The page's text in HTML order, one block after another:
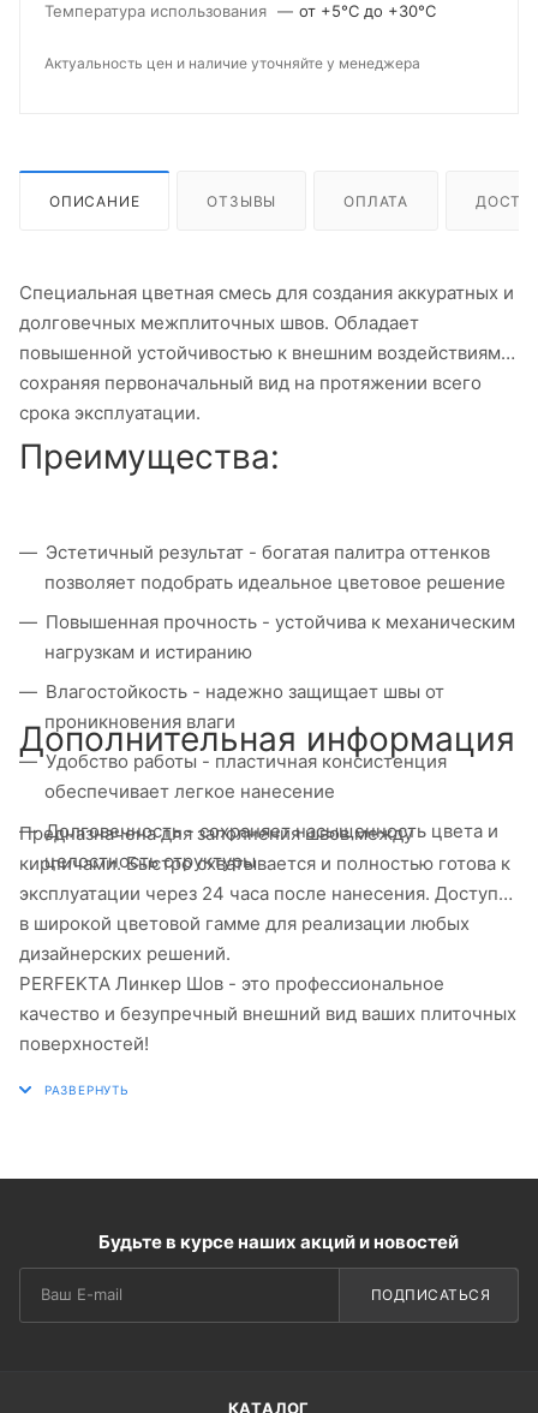
Температура использования — от +5°С до +30°С
Актуальность цен и наличие уточняйте у менеджера
ОПИСАНИЕ ОТЗЫВЫ ОПЛАТА
Специальная цветная смесь для создания аккуратных и
долговечных межплиточных швов. Обладает
повышенной устойчивостью к внешним воздействиям,
сохраняя первоначальный вид на протяжении всего
срока эксплуатации.
Преимущества:
Эстетичный результат - богатая палитра оттенков
позволяет подобрать идеальное цветовое решение
Повышенная прочность - устойчива к механическим
нагрузкам и истиранию
Влагостойкость - надежно защищает швы от
проникновения влаги
Удобство работы - пластичная консистенция
обеспечивает легкое нанесение
Долговечность - сохраняет насыщенность цвета и
целостность структуры
Дополнительная информация
Предназначена для заполнения швов между
кирпичами. Быстро схватывается и полностью готова к
эксплуатации через 24 часа после нанесения. Доступна
в широкой цветовой гамме для реализации любых
дизайнерских решений.
PERFEKTA Линкер Шов - это профессиональное
качество и безупречный внешний вид ваших плиточных
поверхностей!
Будьте в курсе наших акций и новостей
ПОДПИСАТЬСЯ
КАТАЛОГ